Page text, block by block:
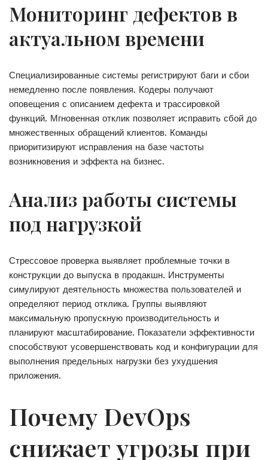
Мониторинг дефектов в
актуальном времени
Специализированные системы регистрируют баги и сбои
немедленно после появления. Кодеры получают
оповещения с описанием дефекта и трассировкой
функций. Мгновенная отклик позволяет исправить сбой до
множественных обращений клиентов. Команды
приоритизируют исправления на базе частоты
возникновения и эффекта на бизнес.
Анализ работы системы
под нагрузкой
Стрессовое проверка выявляет проблемные точки в
конструкции до выпуска в продакшн. Инструменты
симулируют деятельность множества пользователей и
определяют период отклика. Группы выявляют
максимальную пропускную производительность и
планируют масштабирование. Показатели эффективности
способствуют усовершенствовать код и конфигурации для
выполнения предельных нагрузки без ухудшения
приложения.
Почему DevOps
снижает угрозы при